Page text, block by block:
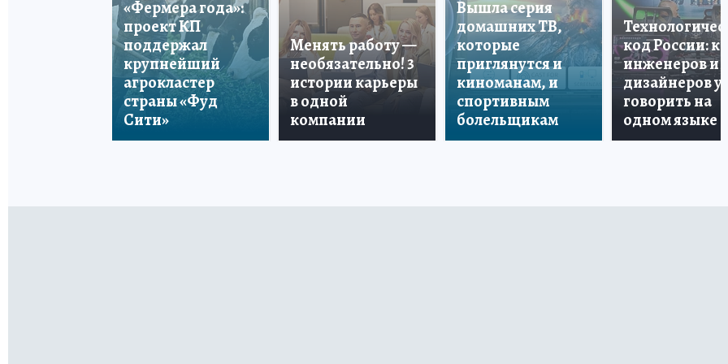
«Фермера года»:
проект КП
поддержал
крупнейший
агрокластер
страны «Фуд
Сити»
Менять работу —
необязательно! 3
истории карьеры
в одной
компании
Вышла серия
домашних ТВ,
которые
приглянутся и
киноманам, и
спортивным
болельщикам
код России: как
инженеров и
дизайнеров
говорить на
одном языке